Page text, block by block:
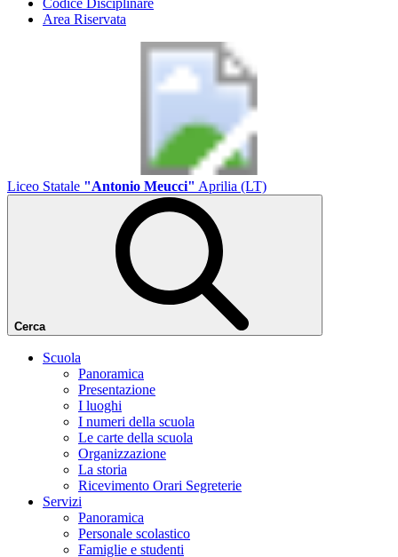
Codice Disciplinare
Area Riservata
Liceo Statale "Antonio Meucci" Aprilia (LT)
Cerca
Scuola
Panoramica
Presentazione
I luoghi
I numeri della scuola
Le carte della scuola
Organizzazione
La storia
Ricevimento Orari Segreterie
Servizi
Panoramica
Personale scolastico
Famiglie e studenti